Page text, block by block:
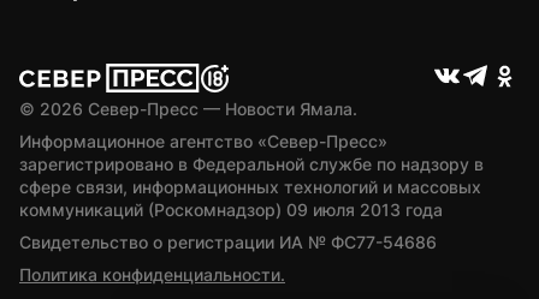
© 2026 Север-Пресс — Новости Ямала.
Информационное агентство «Север-Пресс»
зарегистрировано в Федеральной службе по надзору в
сфере связи, информационных технологий и массовых
коммуникаций (Роскомнадзор) 09 июля 2013 года
Свидетельство о регистрации ИА № ФС77-54686
Политика конфиденциальности.